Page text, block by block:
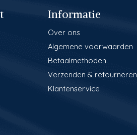
Informatie
Over ons
Algemene voorwaarden
Betaalmethoden
Verzenden & retourneren
Klantenservice